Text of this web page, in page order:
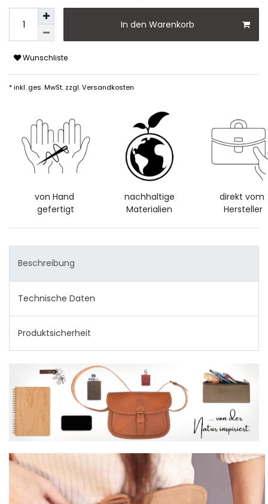
In den Warenkorb
Wunschliste
* inkl. ges. MwSt. zzgl.Versandkosten
von Hand
gefertigt
nachhaltige
Materialien
direkt vom
Hersteller
Beschreibung
Technische Daten
Produktsicherheit